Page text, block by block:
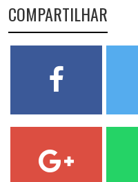
COMPARTILHAR